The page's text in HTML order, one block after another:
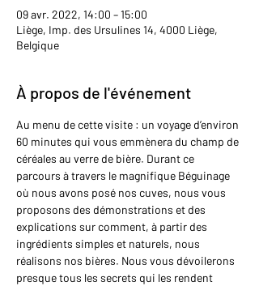
09 avr. 2022, 14:00 – 15:00
Liège, Imp. des Ursulines 14, 4000 Liège,
Belgique
À propos de l'événement
Au menu de cette visite : un voyage d’environ
60 minutes qui vous emmènera du champ de
céréales au verre de bière. Durant ce
parcours à travers le magnifique Béguinage
où nous avons posé nos cuves, nous vous
proposons des démonstrations et des
explications sur comment, à partir des
ingrédients simples et naturels, nous
réalisons nos bières. Nous vous dévoilerons
presque tous les secrets qui les rendent